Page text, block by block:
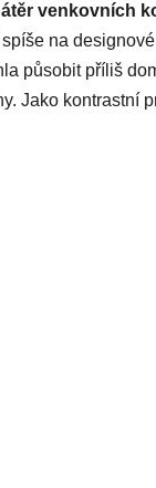
venkovních
na
působit příliš
Jako kontrastní